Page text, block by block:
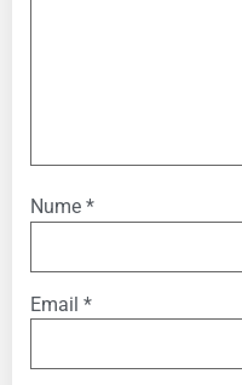
Nume *
Email *